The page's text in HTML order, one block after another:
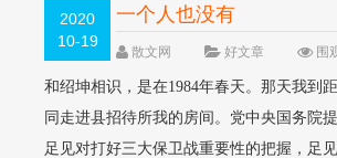
2020
10-19
一个人也没有
散文网 好文章 围
和绍坤相识，是在1984年春天。那天我到
同走进县招待所我的房间。党中央国务院
足见对打好三大保卫战重要性的把握，足